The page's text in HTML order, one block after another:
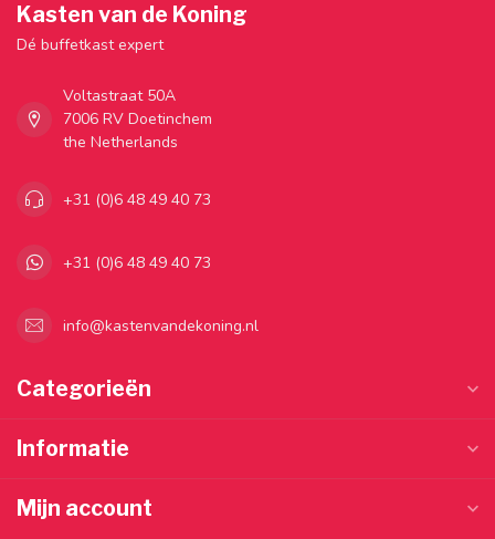
Kasten van de Koning
Dé buffetkast expert
Voltastraat 50A
7006 RV Doetinchem
the Netherlands
+31 (0)6 48 49 40 73
+31 (0)6 48 49 40 73
info@kastenvandekoning.nl
Categorieën
Informatie
Mijn account